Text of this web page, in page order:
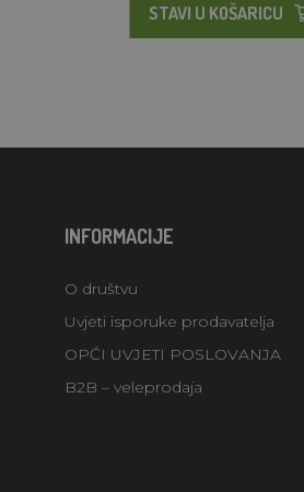
STAVI U KOŠARICU
INFORMACIJE
O društvu
Uvjeti isporuke prodavatelja
OPĆI UVJETI POSLOVANJA
B2B – veleprodaja